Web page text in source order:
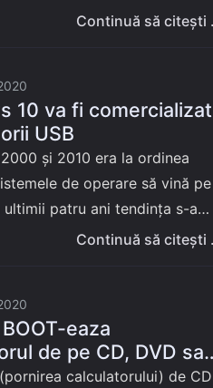
în care s-a plictisit prin
Continuă să citești
10 va fi comercializat
USB
și 2010 era la ordinea
de operare să vină pe
ultimii patru ani tendința s-a
urile și stick-urile USB
Continuă să citești
eaza
de pe CD, DVD sau
USB /pendrive
calculatorului) de CD